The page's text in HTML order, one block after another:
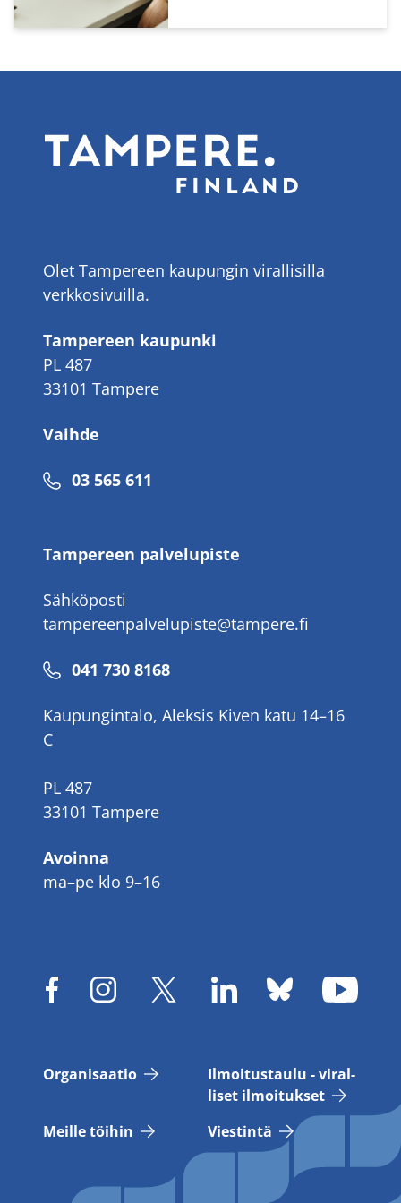
Olet Tampereen kaupungin virallisilla
verkkosivuilla.
Tampereen kaupunki
PL 487
33101 Tampere
Vaihde
Puhelinnumero
03 565 611
Tampereen palvelupiste
Sähköposti
tampereenpalvelupiste@tampere.fi
Puhelinnumero
041 730 8168
Kaupungintalo, Aleksis Kiven katu 14–16
C
PL 487
33101 Tampere
Avoinna
ma–pe klo 9–16
Or­ga­ni­saa­tio
Il­moi­tus­tau­lu - vi­ral­
li­set il­moi­tuk­set
Meil­le töi­hin
Vies­tin­tä